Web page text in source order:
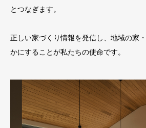
とつなぎます。
正しい家づくり情報を発信し、地域の家
かにすることが私たちの使命です。